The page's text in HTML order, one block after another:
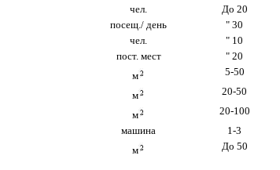
чел.
До 20
посещ./ день
" 30
чел.
" 10
пост. мест
" 20
м
5-50
м
20-50
м
20-100
машина
1-3
м До 50